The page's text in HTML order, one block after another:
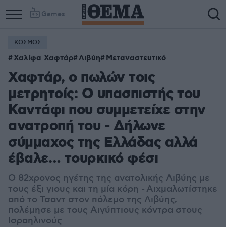
Games
ΚΟΣΜΟΣ
Χαλίφα Χαφτάρ Λιβύη Μεταναστευτικό
Χαφτάρ, ο πωλών τοις
μετρητοίς: Ο υπασπιστής του
Καντάφι που συμμετείχε στην
ανατροπή του - Δήλωνε
σύμμαχος της Ελλάδας αλλά
έβαλε… τουρκικό φέσι
Ο 82χρονος ηγέτης της ανατολικής Λιβύης με
τους έξι γιους και τη μία κόρη - Αιχμαλωτίστηκε
από το Τσαντ στον πόλεμο της Λιβύης,
πολέμησε με τους Αιγύπτιους κόντρα στους
Ισραηλινούς